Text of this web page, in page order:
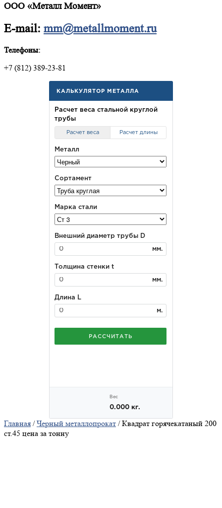
ООО «Металл Момент»
E-mail: mm@metallmoment.ru
Телефоны:
+7 (812) 389-23-81
Главная /Черный металлопрокат / Квадрат горячекатаный 200
ст.45 цена за тонну